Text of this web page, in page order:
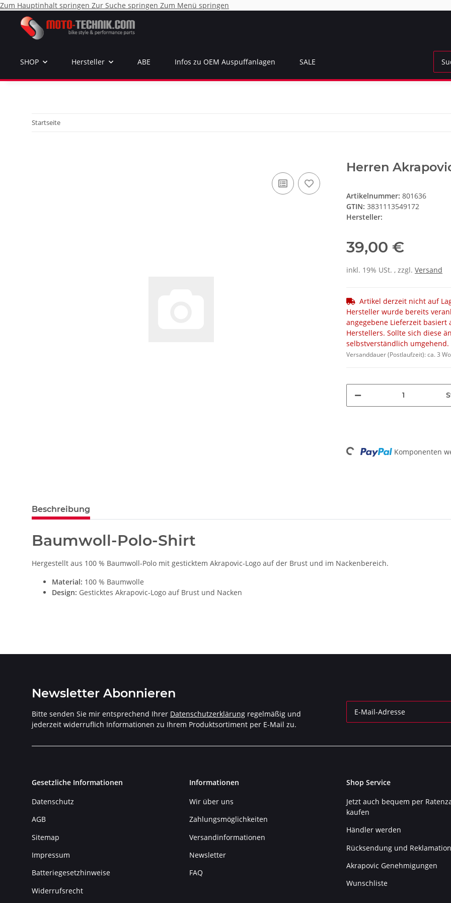
Zum Hauptinhalt springen Zur Suche springen Zum Menü springen
SHOP Hersteller ABE Infos zu OEM Auspuffanlagen SALE
Startseite
Herren
Artikelnummer: 801636
GTIN: 3831113549172
Hersteller:
39,00 €
inkl. 19% USt. , zzgl. Versand
Artikel derzeit nicht auf
Hersteller wurde bereits
angegebene Lieferzeit basiert
Herstellers. Sollte sich diese
selbstverständlich umgehend.
Versanddauer (Postlaufzeit):ca. 3
Loading... Komponenten
Beschreibung
Baumwoll-Polo-Shirt
Hergestellt aus 100 % Baumwoll-Polo mit gesticktem Akrapovic-Logo auf der Brust und im Nackenbereich.
Material: 100 % Baumwolle
Design: Gesticktes Akrapovic-Logo auf Brust und Nacken
Newsletter Abonnieren
Bitte senden Sie mir entsprechend Ihrer Datenschutzerklärung regelmäßig und
jederzeit widerruflich Informationen zu Ihrem Produktsortiment per E-Mail zu.
Gesetzliche Informationen
Datenschutz
AGB
Sitemap
Impressum
Batteriegesetzhinweise
Widerrufsrecht
Informationen
Wir über uns
Zahlungsmöglichkeiten
Versandinformationen
Newsletter
FAQ
Shop Service
Jetzt auch bequem per
kaufen
Händler werden
Rücksendung und Reklamation
Akrapovic Genehmigungen
Wunschliste